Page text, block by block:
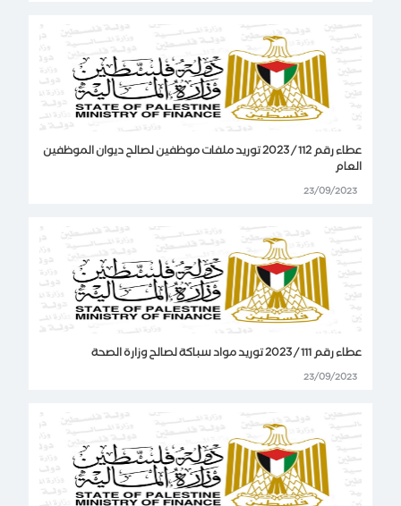
عطاء رقم 112 / 2023 توريد ملفات موظفين لصالح ديوان الموظفين
العام
23/09/2023
عطاء رقم 111 / 2023 توريد مواد سباكة لصالح وزارة الصحة
23/09/2023